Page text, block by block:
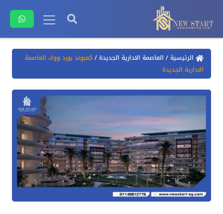
الرئيسية/ العاصمة الادارية الجديدة/كمبوند بورد ووك العاصمة
الادارية الجديدة